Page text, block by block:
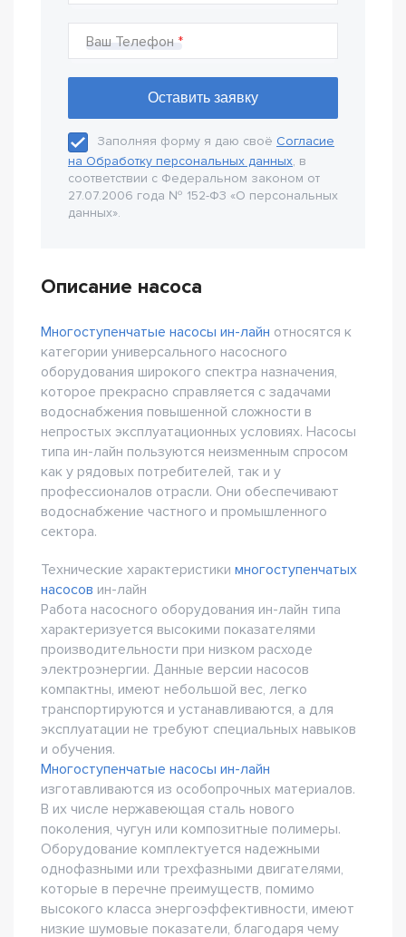
Ваш Телефон
Заполняя форму я даю своё Согласие
на Обработку персональных данных, в
соответствии с Федеральном законом от
27.07.2006 года № 152-Ф3 «О персональных
данных».
Описание насоса
Многоступенчатые насосы ин-лайн относятся к
категории универсального насосного
оборудования широкого спектра назначения,
которое прекрасно справляется с задачами
водоснабжения повышенной сложности в
непростых эксплуатационных условиях. Насосы
типа ин-лайн пользуются неизменным спросом
как у рядовых потребителей, так и у
профессионалов отрасли. Они обеспечивают
водоснабжение частного и промышленного
сектора.
Технические характеристики многоступенчатых
насосов ин-лайн
Работа насосного оборудования ин-лайн типа
характеризуется высокими показателями
производительности при низком расходе
электроэнергии. Данные версии насосов
компактны, имеют небольшой вес, легко
транспортируются и устанавливаются, а для
эксплуатации не требуют специальных навыков
и обучения.
Многоступенчатые насосы ин-лайн
изготавливаются из особопрочных материалов.
В их числе нержавеющая сталь нового
поколения, чугун или композитные полимеры.
Оборудование комплектуется надежными
однофазными или трехфазными двигателями,
которые в перечне преимуществ, помимо
высокого класса энергоэффективности, имеют
низкие шумовые показатели, благодаря чему